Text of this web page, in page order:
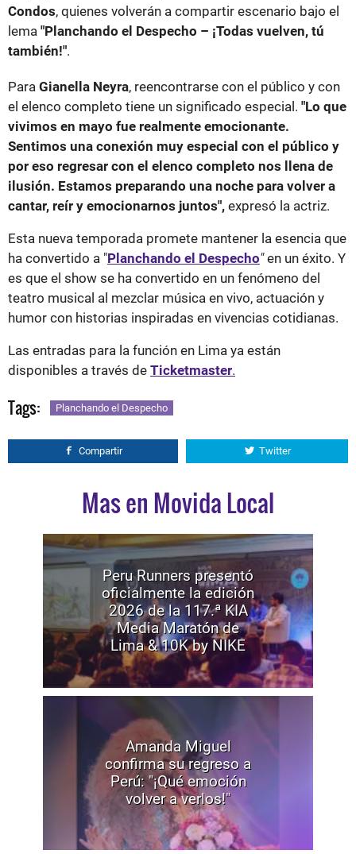
Condos, quienes volverán a compartir escenario bajo el
lema "Planchando el Despecho – ¡Todas vuelven, tú
también!".
Para Gianella Neyra, reencontrarse con el público y con
el elenco completo tiene un significado especial. "Lo que
vivimos en mayo fue realmente emocionante.
Sentimos una conexión muy especial con el público y
por eso regresar con el elenco completo nos llena de
ilusión. Estamos preparando una noche para volver a
cantar, reír y emocionarnos juntos", expresó la actriz.
Esta nueva temporada promete mantener la esencia que
ha convertido a "Planchando el Despecho"en un éxito. Y
es que el show se ha convertido en un fenómeno del
teatro musical al mezclar música en vivo, actuación y
humor con historias inspiradas en vivencias cotidianas.
Las entradas para la función en Lima ya están
disponibles a través de Ticketmaster.
Tags: Planchando el Despecho
Compartir Twitter
Mas en Movida Local
Peru Runners presentó
oficialmente la edición
2026 de la 117.ª KIA
Media Maratón de
Lima & 10K by NIKE
Amanda Miguel
confirma su regreso a
Perú: "¡Qué emoción
volver a verlos!"